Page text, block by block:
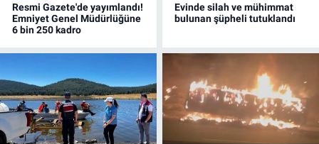
Resmi Gazete'de yayımlandı!
Emniyet Genel Müdürlüğüne
6 bin 250 kadro
Evinde silah ve mühimmat
bulunan şüpheli tutuklandı